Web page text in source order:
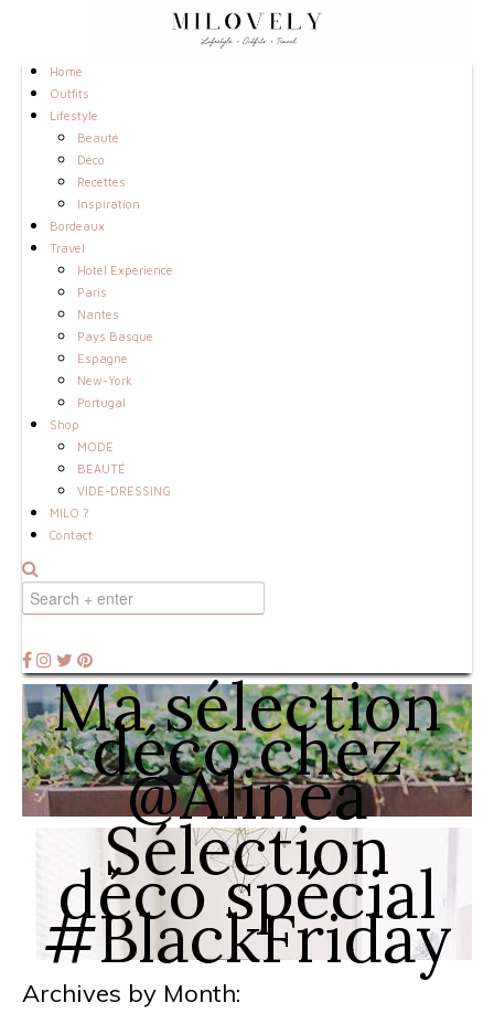
Home
Outfits
Lifestyle
Beauté
Déco
Recettes
Inspiration
Bordeaux
Travel
Hotel Experience
Paris
Nantes
Pays Basque
Espagne
New-York
Portugal
Shop
MODE
BEAUTÉ
VIDE-DRESSING
MILO ?
Contact
Ma sélection
déco chez
@Alinea
Sélection
déco spécial
#BlackFriday
Archives by Month: